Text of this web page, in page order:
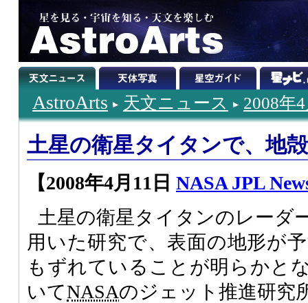
AstroArts 天文ニュース 2008年
土星の衛星タイタンで、地
【2008年4月11日 NASA JPL
土星の衛星タイタンのレーダ
用いた研究で、表面の地形が
もずれていることが明らかと
いてNASAのジェット推進研究